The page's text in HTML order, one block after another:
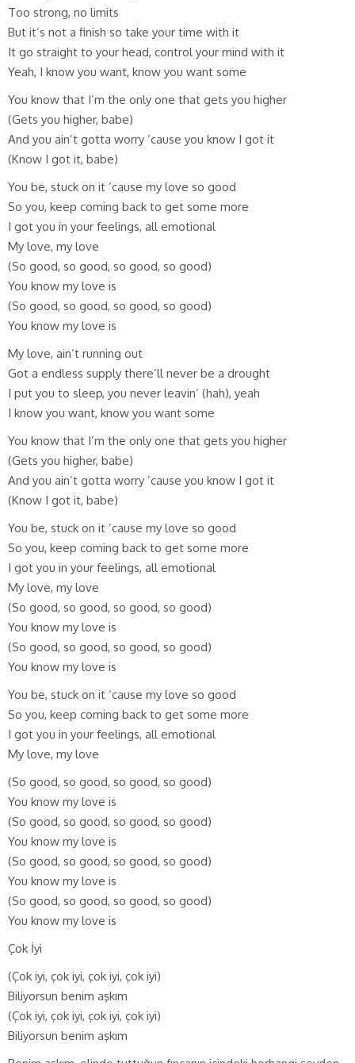
Too strong, no limits
But it’s not a finish so take your time with it
It go straight to your head, control your mind with it
Yeah, I know you want, know you want some
You know that I’m the only one that gets you higher
(Gets you higher, babe)
And you ain’t gotta worry ’cause you know I got it
(Know I got it, babe)
You be, stuck on it ’cause my love so good
So you, keep coming back to get some more
I got you in your feelings, all emotional
My love, my love
(So good, so good, so good, so good)
You know my love is
(So good, so good, so good, so good)
You know my love is
My love, ain’t running out
Got a endless supply there’ll never be a drought
I put you to sleep, you never leavin’ (hah), yeah
I know you want, know you want some
You know that I’m the only one that gets you higher
(Gets you higher, babe)
And you ain’t gotta worry ’cause you know I got it
(Know I got it, babe)
You be, stuck on it ’cause my love so good
So you, keep coming back to get some more
I got you in your feelings, all emotional
My love, my love
(So good, so good, so good, so good)
You know my love is
(So good, so good, so good, so good)
You know my love is
You be, stuck on it ’cause my love so good
So you, keep coming back to get some more
I got you in your feelings, all emotional
My love, my love
(So good, so good, so good, so good)
You know my love is
(So good, so good, so good, so good)
You know my love is
(So good, so good, so good, so good)
You know my love is
(So good, so good, so good, so good)
You know my love is
Çok İyi
(Çok iyi, çok iyi, çok iyi, çok iyi)
Biliyorsun benim aşkım
(Çok iyi, çok iyi, çok iyi, çok iyi)
Biliyorsun benim aşkım